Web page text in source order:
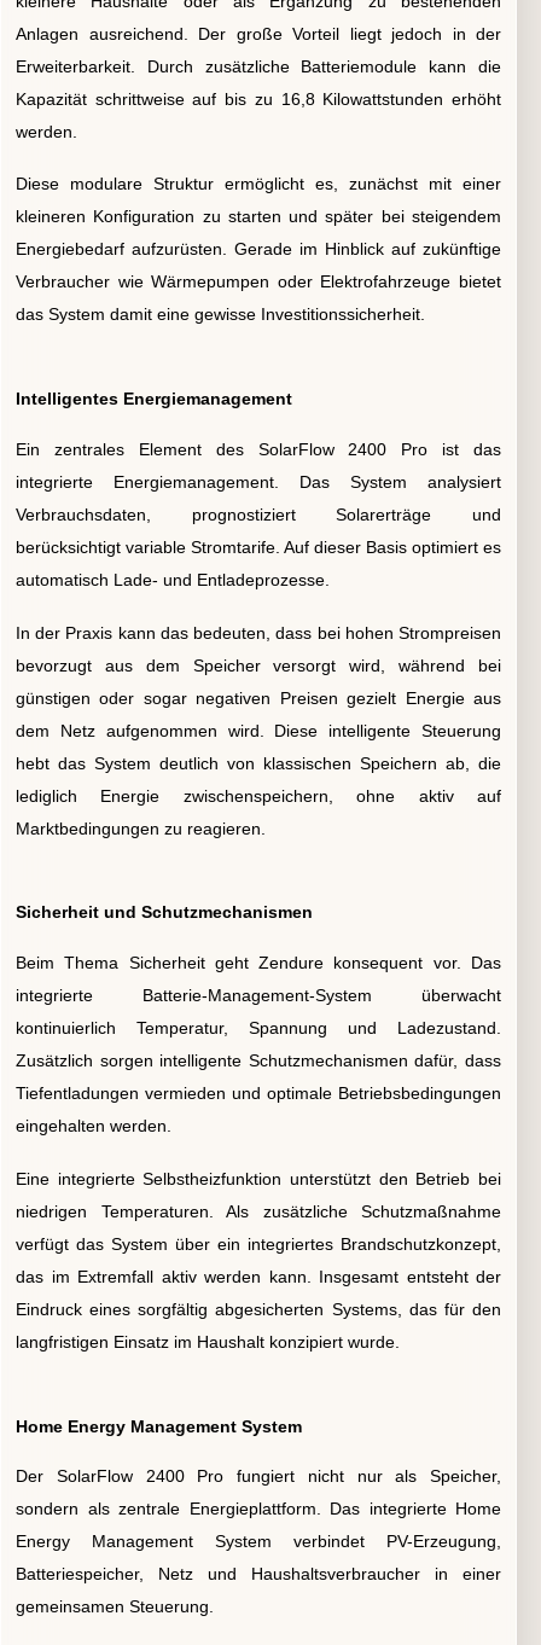
Anlagen ausreichend. Der große Vorteil liegt jedoch in der
Erweiterbarkeit. Durch zusätzliche Batteriemodule kann die
Kapazität schrittweise auf bis zu 16,8 Kilowattstunden erhöht
werden.
Diese modulare Struktur ermöglicht es, zunächst mit einer
kleineren Konfiguration zu starten und später bei steigendem
Energiebedarf aufzurüsten. Gerade im Hinblick auf zukünftige
Verbraucher wie Wärmepumpen oder Elektrofahrzeuge bietet
das System damit eine gewisse Investitionssicherheit.
Intelligentes Energiemanagement
Ein zentrales Element des SolarFlow 2400 Pro ist das
integrierte Energiemanagement. Das System analysiert
Verbrauchsdaten, prognostiziert Solarerträge und
berücksichtigt variable Stromtarife. Auf dieser Basis optimiert es
automatisch Lade- und Entladeprozesse.
In der Praxis kann das bedeuten, dass bei hohen Strompreisen
bevorzugt aus dem Speicher versorgt wird, während bei
günstigen oder sogar negativen Preisen gezielt Energie aus
dem Netz aufgenommen wird. Diese intelligente Steuerung
hebt das System deutlich von klassischen Speichern ab, die
lediglich Energie zwischenspeichern, ohne aktiv auf
Marktbedingungen zu reagieren.
Sicherheit und Schutzmechanismen
Beim Thema Sicherheit geht Zendure konsequent vor. Das
integrierte Batterie-Management-System überwacht
kontinuierlich Temperatur, Spannung und Ladezustand.
Zusätzlich sorgen intelligente Schutzmechanismen dafür, dass
Tiefentladungen vermieden und optimale Betriebsbedingungen
eingehalten werden.
Eine integrierte Selbstheizfunktion unterstützt den Betrieb bei
niedrigen Temperaturen. Als zusätzliche Schutzmaßnahme
verfügt das System über ein integriertes Brandschutzkonzept,
das im Extremfall aktiv werden kann. Insgesamt entsteht der
Eindruck eines sorgfältig abgesicherten Systems, das für den
langfristigen Einsatz im Haushalt konzipiert wurde.
Home Energy Management System
Der SolarFlow 2400 Pro fungiert nicht nur als Speicher,
sondern als zentrale Energieplattform. Das integrierte Home
Energy Management System verbindet PV-Erzeugung,
Batteriespeicher, Netz und Haushaltsverbraucher in einer
gemeinsamen Steuerung.